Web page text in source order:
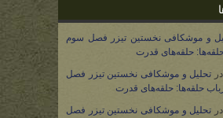
و موشکافی نخستین تیزر فصل سوم
حلقه‌های قدرت
در تحلیل و موشکافی نخستین تیزر فصل
حلقه‌ها: حلقه‌های قدرت
در تحلیل و موشکافی نخستین تیزر فصل